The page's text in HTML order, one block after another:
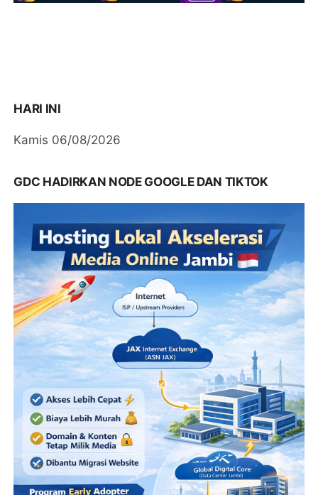
HARI INI
Kamis 06/08/2026
GDC HADIRKAN NODE GOOGLE DAN TIKTOK